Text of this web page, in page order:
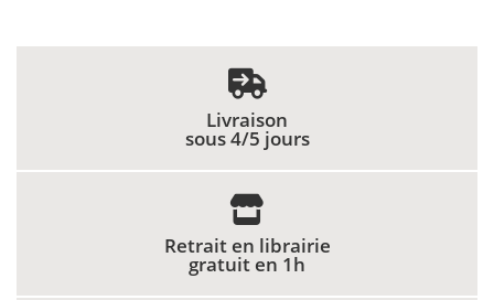
Livraison
sous 4/5 jours
Retrait en librairie
gratuit en 1h